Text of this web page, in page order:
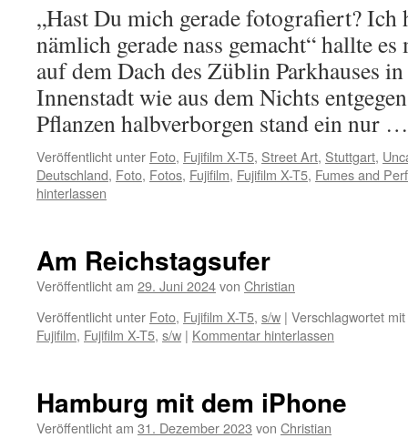
„Hast Du mich gerade fotografiert? Ich
nämlich gerade nass gemacht“ hallte
auf dem Dach des Züblin Parkhauses
Innenstadt wie aus dem Nichts
Pflanzen halbverborgen stand ein nur
Veröffentlicht unter Foto, Fujifilm X-T5, Street Art, Stuttgart,
Deutschland, Foto, Fotos, Fujifilm, Fujifilm X-T5, Fumes and
hinterlassen
Am Reichstagsufer
Veröffentlicht am 29. Juni 2024von Christian
Veröffentlicht unter Foto, Fujifilm X-T5, s/w | Verschlagwortet mit
Fujifilm, Fujifilm X-T5, s/w | Kommentar hinterlassen
Hamburg mit dem iPhone
Veröffentlicht am 31. Dezember 2023 von Christian